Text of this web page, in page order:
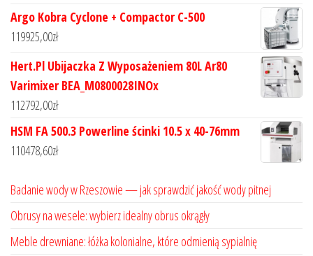
Argo Kobra Cyclone + Compactor C-500
119925,00zł
Hert.Pl Ubijaczka Z Wyposażeniem 80L Ar80
Varimixer BEA_M0800028INOx
112792,00zł
HSM FA 500.3 Powerline ścinki 10.5 x 40-76mm
110478,60zł
Badanie wody w Rzeszowie — jak sprawdzić jakość wody pitnej
Obrusy na wesele: wybierz idealny obrus okrągły
Meble drewniane: łóżka kolonialne, które odmienią sypialnię